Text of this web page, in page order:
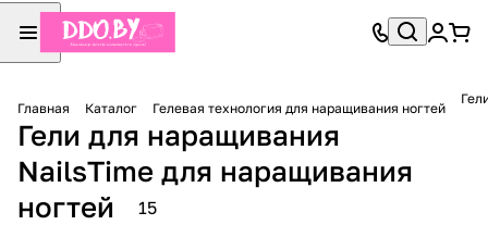
Главная Каталог Гелевая технология для наращивания ногтей
Гели для наращивания
NailsTime для наращивания
ногтей
15